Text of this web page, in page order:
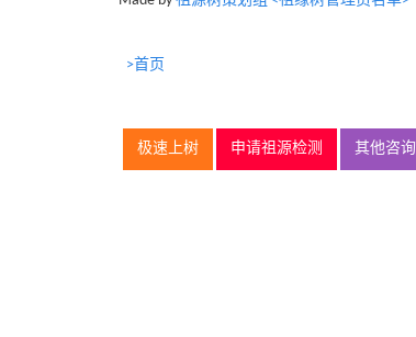
>首页
极速上树 申请祖源检测 其他咨询